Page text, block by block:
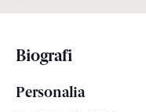
Biografi
Personalia